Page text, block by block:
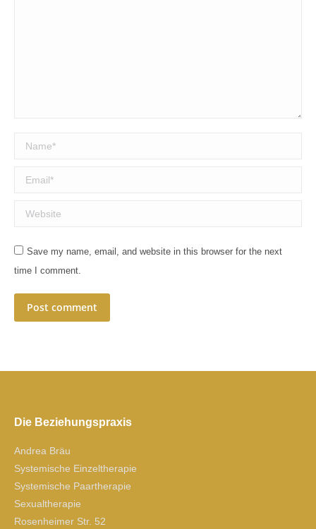
Name *
Email *
Website
Save my name, email, and website in this browser for the next
time I comment.
Post comment
Die Beziehungspraxis
Andrea Bräu
Systemische Einzeltherapie
Systemische Paartherapie
Sexualtherapie
Rosenheimer Str. 52